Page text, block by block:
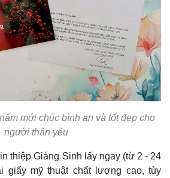
mới chúc bình an và tốt đẹp cho
người thân yêu
thiệp Giáng Sinh lấy ngay (từ 2 - 24
giấy mỹ thuật chất lượng cao, tùy